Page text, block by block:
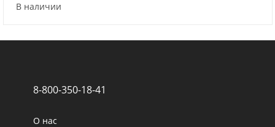
В наличии
8-800-350-18-41
О нас